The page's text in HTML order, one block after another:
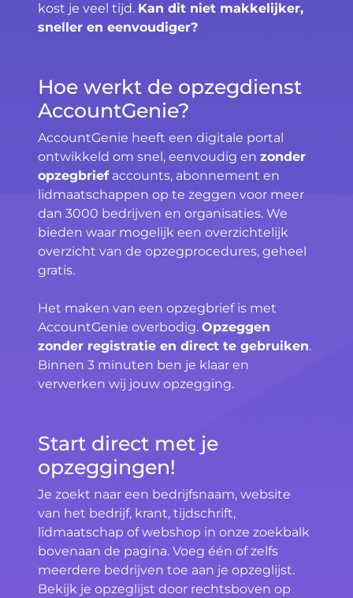
kost je veel tijd. Kan dit niet makkelijker,
sneller en eenvoudiger?
Hoe werkt de opzegdienst
AccountGenie?
AccountGenie heeft een digitale portal
ontwikkeld om snel, eenvoudig en zonder
opzegbriefaccounts, abonnement en
lidmaatschappen op te zeggen voor meer
dan 3000 bedrijven en organisaties. We
bieden waar mogelijk een overzichtelijk
overzicht van de opzegprocedures, geheel
gratis.
Het maken van een opzegbrief is met
AccountGenie overbodig. Opzeggen
zonder registratie en direct te gebruiken.
Binnen 3 minuten ben je klaar en
verwerken wij jouw opzegging.
Start direct met je
opzeggingen!
Je zoekt naar een bedrijfsnaam, website
van het bedrijf, krant, tijdschrift,
lidmaatschap of webshop in onze zoekbalk
bovenaan de pagina. Voeg één of zelfs
meerdere bedrijven toe aan je opzeglijst.
Bekijk je opzeglijst door rechtsboven op